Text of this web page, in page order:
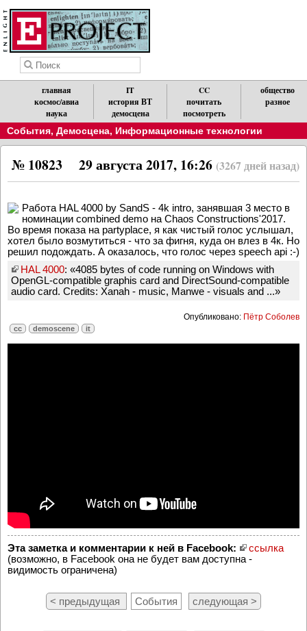
главная
космос/авиа
наука
IT
история ВТ
демосцена
CC
почитать
посмотреть
общество
разное
События, Демосцена, Информационные технологии
29 августа 2017, 16:26 (3267 дней назад)
№ 10823
Работа HAL 4000 by SandS - 4k intro, занявшая 3 место в
номинации combined demo на Chaos Constructions'2017.
Во время показа на partyplace, я как чистый голос услышал,
хотел было возмутиться - что за фигня, куда он влез в 4к. Но
решил подождать. А оказалось, что голос через speech api :-)
HAL 4000: «4085 bytes of code running on Windows with
OpenGL-compatible graphis card and DirectSound-compatible
audio card. Credits: Xanah - music, Manwe - visuals and ...»
Опубликовано: Пётр Соболев
cc demoscene it
Эта заметка и комментарии к ней в Facebook:
ссылка
(возможно, в Facebook она не будет вам доступна -
видимость ограничена)
< предыдущая События следующая >